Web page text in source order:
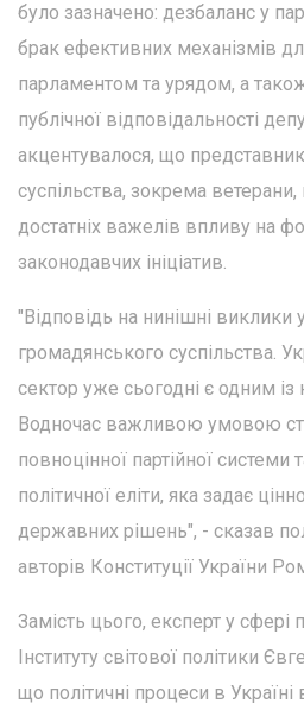
було зазначено: дезбаланс у
брак ефективних механізмів
парламентом та урядом, а
публічної відповідальності
акцентувалося, що
суспільства, зокрема
достатніх важелів впливу на
законодавчих ініціатив.
"Відповідь на нинішні виклики
громадянського суспільства.
сектор уже сьогодні є одним із
Водночас важливою умовою
повноцінної партійної
політичної еліти, яка задає
державних рішень", - сказав
авторів Конституції України
Замість цього, експерт у сфері
Інституту світової політики
що політичні процеси в